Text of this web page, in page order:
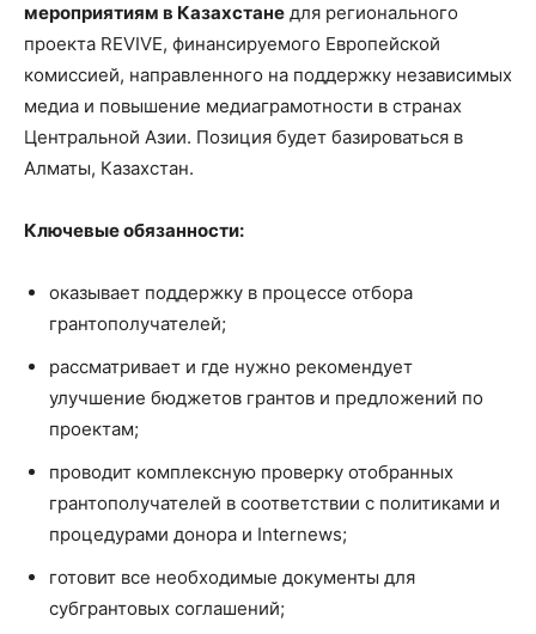
мероприятиям в Казахстане для регионального
проекта REVIVE, финансируемого Европейской
комиссией, направленного на поддержку независимых
медиа и повышение медиаграмотности в странах
Центральной Азии. Позиция будет базироваться в
Алматы, Казахстан.
Ключевые обязанности:
оказывает поддержку в процессе отбора
грантополучателей;
рассматривает и где нужно рекомендует
улучшение бюджетов грантов и предложений по
проектам;
проводит комплексную проверку отобранных
грантополучателей в соответствии с политиками и
процедурами донора и Internews;
готовит все необходимые документы для
субгрантовых соглашений;